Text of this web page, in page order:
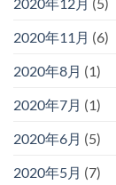
2020年11月 (6)
2020年8月 (1)
2020年7月 (1)
2020年6月 (5)
2020年5月 (7)